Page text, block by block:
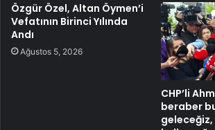
Özgür Özel, Altan Öymen’i
Vefatının Birinci Yılında
Andı
Ağustos 5, 2026
CHP’li
beraber